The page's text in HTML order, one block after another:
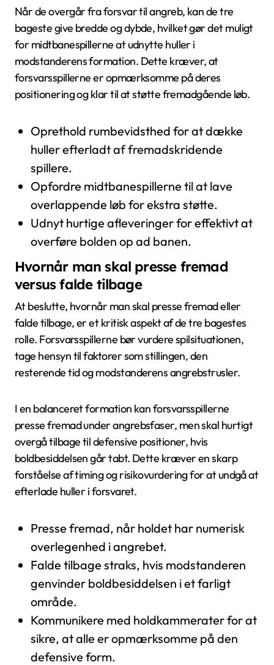
Når de overgår fra forsvar til angreb, kan de tre
bageste give bredde og dybde, hvilket gør det muligt
for midtbanespillerne at udnytte huller i
modstanderens formation. Dette kræver, at
forsvarsspillerne er opmærksomme på deres
positionering og klar til at støtte fremadgående løb.
Oprethold rumbevidsthed for at dække
huller efterladt af fremadskridende
spillere.
Opfordre midtbanespillerne til at lave
overlappende løb for ekstra støtte.
Udnyt hurtige afleveringer for effektivt at
overføre bolden op ad banen.
Hvornår man skal presse fremad
versus falde tilbage
At beslutte, hvornår man skal presse fremad eller
falde tilbage, er et kritisk aspekt af de tre bagestes
rolle. Forsvarsspillerne bør vurdere spilsituationen,
tage hensyn til faktorer som stillingen, den
resterende tid og modstanderens angrebstrusler.
I en balanceret formation kan forsvarsspillerne
presse fremad under angrebsfaser, men skal hurtigt
overgå tilbage til defensive positioner, hvis
boldbesiddelsen går tabt. Dette kræver en skarp
forståelse af timing og risikovurdering for at undgå at
efterlade huller i forsvaret.
Presse fremad, når holdet har numerisk
overlegenhed i angrebet.
Falde tilbage straks, hvis modstanderen
genvinder boldbesiddelsen i et farligt
område.
Kommunikere med holdkammerater for at
sikre, at alle er opmærksomme på den
defensive form.